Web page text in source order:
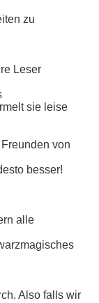
zu
Leser
sie leise
von
besser!
alle
Also falls wir